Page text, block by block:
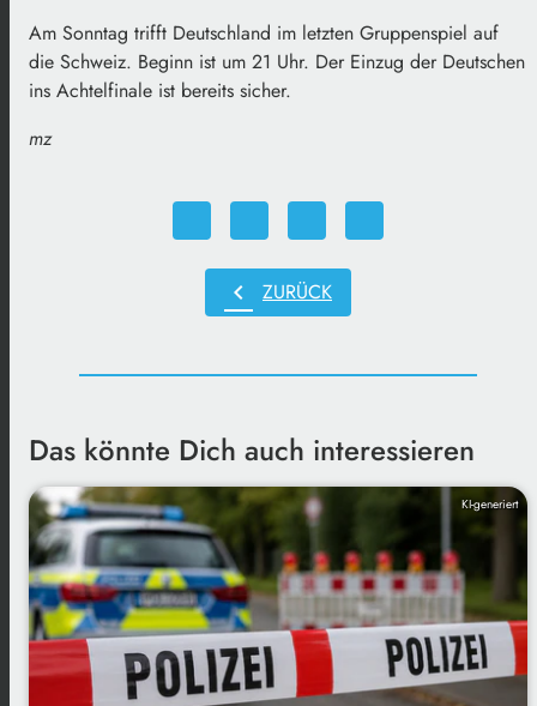
Am Sonntag trifft Deutschland im letzten Gruppenspiel auf
die Schweiz. Beginn ist um 21 Uhr. Der Einzug der Deutschen
ins Achtelfinale ist bereits sicher.
mz
chevron_left ZURÜCK
Das könnte Dich auch interessieren
KI-generiert